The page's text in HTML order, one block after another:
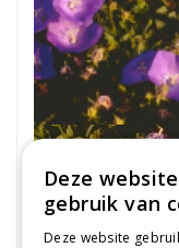
Deze
gebruik van
Deze website